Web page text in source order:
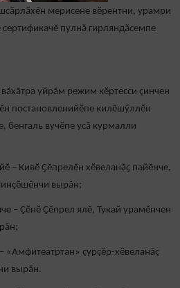
мерисене вӗрентни, урамри
пулнă гирляндăсемпе
вăхăтра уйрăм режим кӗртесси çинчен
постановленийӗпе килӗшӳллӗн
бенгаль вучӗпе усӑ курмалли
– Кивӗ Ҫӗпрелӗн хӗвеланӑҫ пайӗнче,
вырăн;
– Ҫӗнӗ Ҫӗпрел ялӗ, Тукай урамӗнчен
«Амфитеатртан» çурçӗр-хӗвеланăç
вырăн.